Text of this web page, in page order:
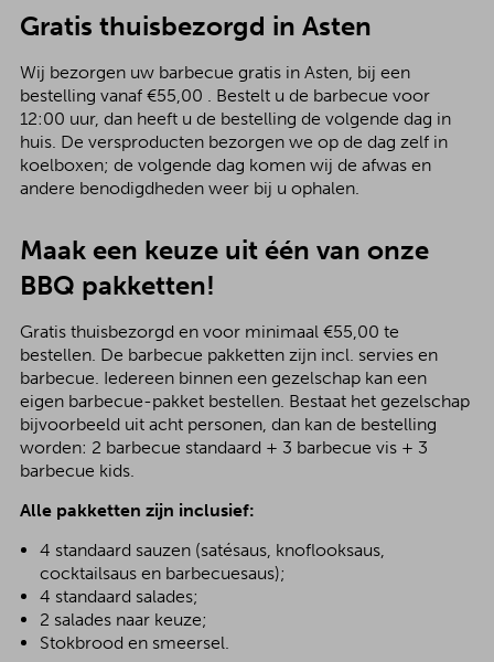
Gratis thuisbezorgd in Asten
Wij bezorgen uw barbecue gratis in Asten, bij een
bestelling vanaf €55,00 . Bestelt u de barbecue voor
12:00 uur, dan heeft u de bestelling de volgende dag in
huis. De versproducten bezorgen we op de dag zelf in
koelboxen; de volgende dag komen wij de afwas en
andere benodigdheden weer bij u ophalen.
Maak een keuze uit één van onze
BBQ pakketten!
Gratis thuisbezorgd en voor minimaal €55,00 te
bestellen. De barbecue pakketten zijn incl. servies en
barbecue. Iedereen binnen een gezelschap kan een
eigen barbecue-pakket bestellen. Bestaat het gezelschap
bijvoorbeeld uit acht personen, dan kan de bestelling
worden: 2 barbecue standaard + 3 barbecue vis + 3
barbecue kids.
Alle pakketten zijn inclusief:
4 standaard sauzen (satésaus, knoflooksaus,
cocktailsaus en barbecuesaus);
4 standaard salades;
2 salades naar keuze;
Stokbrood en smeersel.